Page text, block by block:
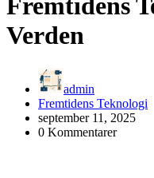
Verden
admin
Fremtidens Teknologi
september 11, 2025
0 Kommentarer